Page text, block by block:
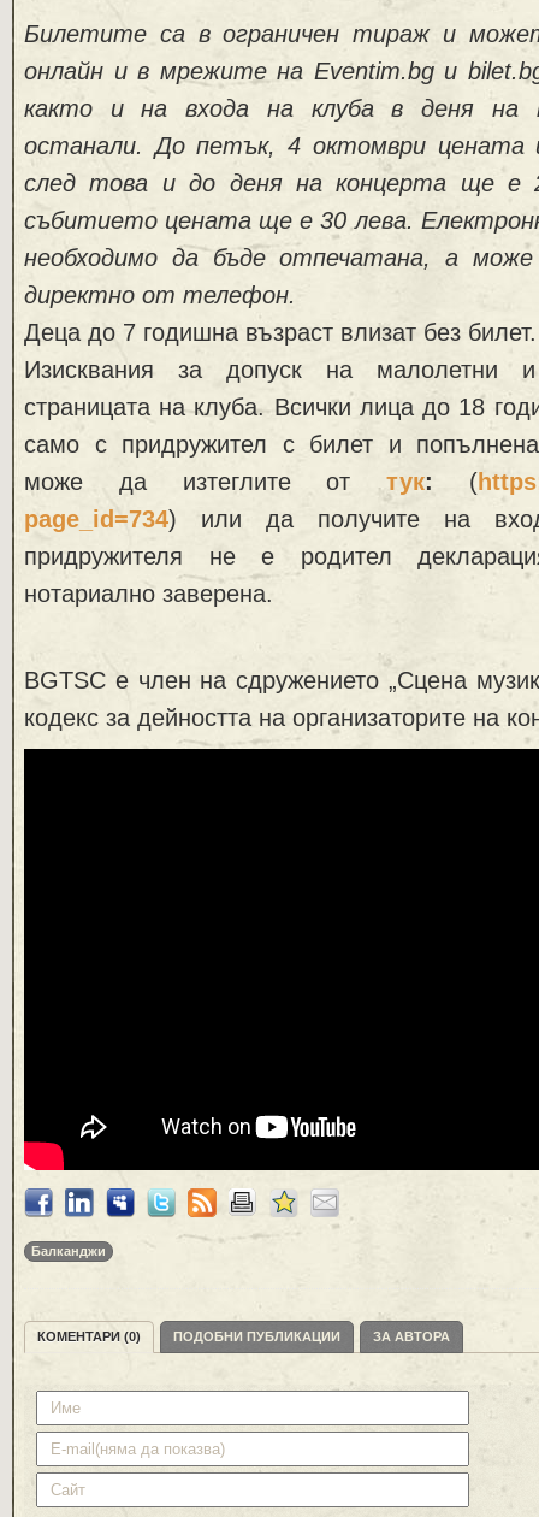
Билетите са в ограничен тираж и
онлайн и в мрежите на Eventim.bgи
както и на входа на клуба в деня на
останали. До петък, 4 октомври
след това и до деня на концерта ще е
събитието цената ще е 30 лева.
необходимо да бъде отпечатана, а може
директно от телефон.
Деца до 7 годишна възраст влизат без билет.
Изисквания за допуск на малолетни
страницата на клуба. Всички лица до 18
само с придружител с билет и
може да изтеглите оттук: (
page_id=734) или да получите на
придружителя не е родител
нотариално заверена.
BGTSC е член на сдружението „Сцена
кодекс за дейността на организаторите на
Балканджи
КОМЕНТАРИ (0) ПОДОБНИ ПУБЛИКАЦИИ ЗА АВТОРА